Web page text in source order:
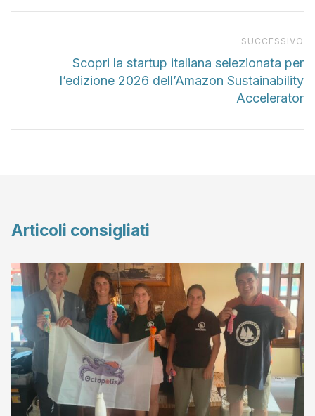
SUCCESSIVO
Scopri la startup italiana selezionata per
l’edizione 2026 dell’Amazon Sustainability
Accelerator
Articoli consigliati